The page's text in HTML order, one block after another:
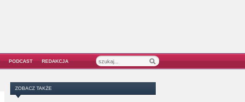
PODCAST REDAKCJA
ZOBACZ TAKŻE